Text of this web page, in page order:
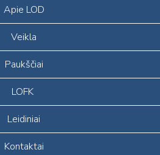
Apie LOD
Veikla
Paukščiai
LOFK
Leidiniai
Kontaktai